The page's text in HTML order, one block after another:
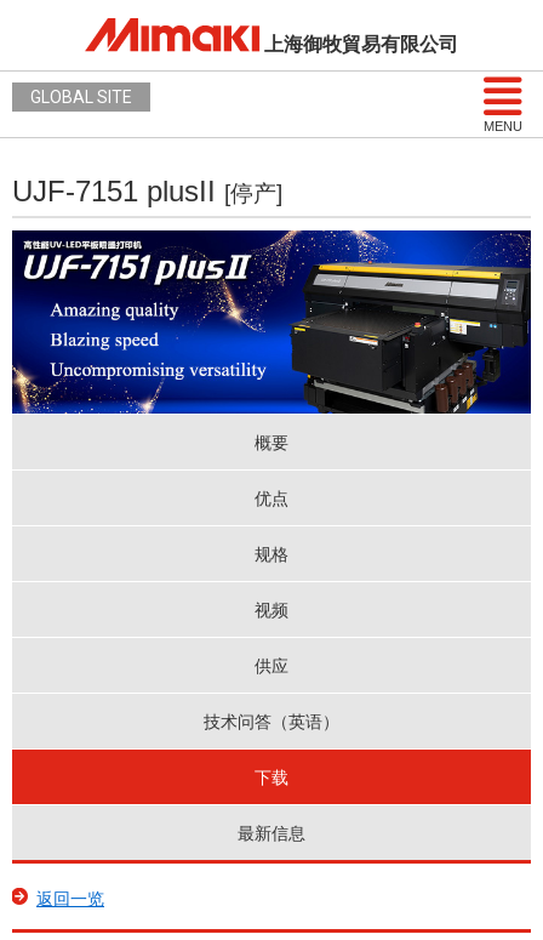
上海御牧貿易有限公司
MENU
GLOBAL SITE
UJF-7151 plusII [停产]
概要
优点
规格
视频
供应
技术问答（英语）
下载
最新信息
返回一览